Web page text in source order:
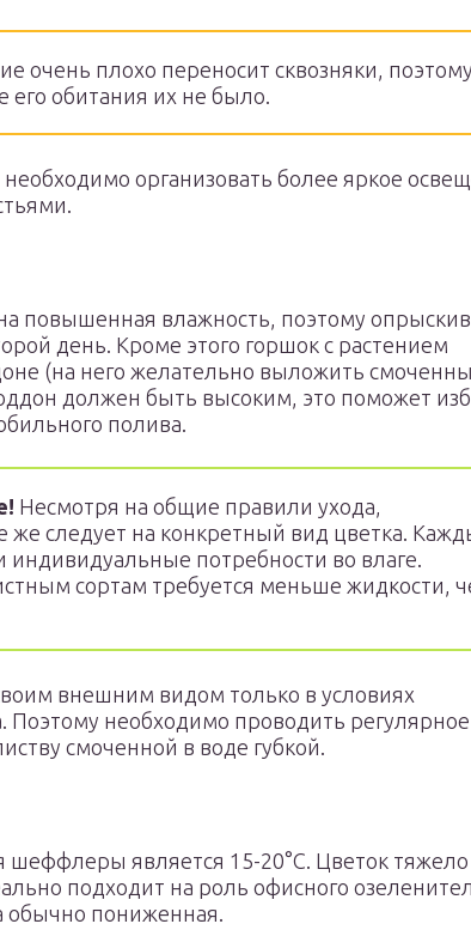
очень плохо переносит сквозняки, поэтому
его обитания их не было.
организовать более яркое
повышенная влажность, поэтому
день. Кроме этого горшок с растением
(на него желательно выложить
должен быть высоким, это поможет
полива.
Несмотря на общие правили ухода,
же следует на конкретный вид цветка.
индивидуальные потребности во влаге.
сортам требуется меньше жидкости,
внешним видом только в условиях
необходимо проводить регулярное
смоченной в воде губкой.
является 15-20°C. Цветок тяжело
подходит на роль офисного
обычно пониженная.